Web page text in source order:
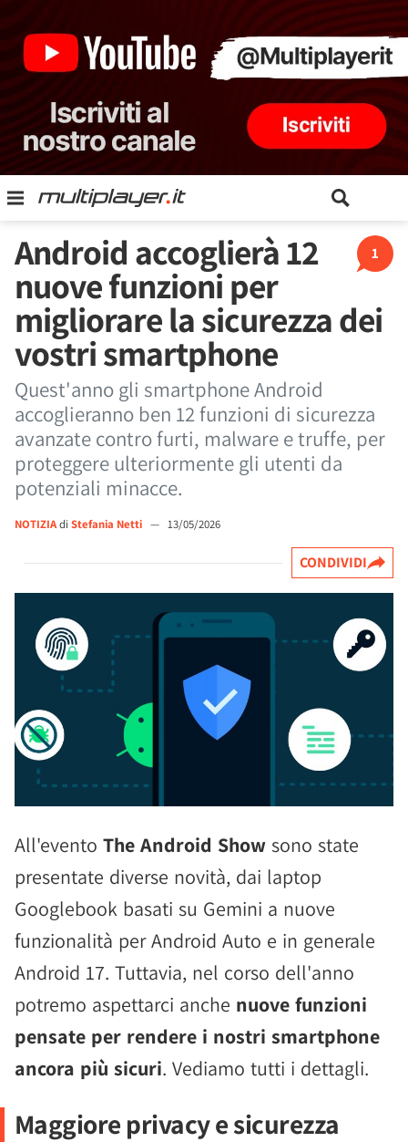
1
Android accoglierà 12
nuove funzioni per
migliorare la sicurezza dei
vostri smartphone
Quest'anno gli smartphone Android
accoglieranno ben 12 funzioni di sicurezza
avanzate contro furti, malware e truffe, per
proteggere ulteriormente gli utenti da
potenziali minacce.
NOTIZIAdi Stefania Netti — 13/05/2026
CONDIVIDI
All'evento The Android Show sono state
presentate diverse novità, dai laptop
Googlebook basati su Gemini a nuove
funzionalità per Android Auto e in generale
Android 17. Tuttavia, nel corso dell'anno
potremo aspettarci anche nuove funzioni
pensate per rendere i nostri smartphone
ancora più sicuri. Vediamo tutti i dettagli.
Maggiore privacy e sicurezza